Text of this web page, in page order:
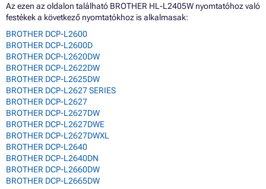
Az ezen az oldalon található BROTHER HL-L2405W nyomtatóhoz való
festékek a következő nyomtatókhoz is alkalmasak:
BROTHER DCP-L2600
BROTHER DCP-L2600D
BROTHER DCP-L2620DW
BROTHER DCP-L2622DW
BROTHER DCP-L2625DW
BROTHER DCP-L2627 SERIES
BROTHER DCP-L2627
BROTHER DCP-L2627DW
BROTHER DCP-L2627DWE
BROTHER DCP-L2627DWXL
BROTHER DCP-L2640
BROTHER DCP-L2640DN
BROTHER DCP-L2660DW
BROTHER DCP-L2665DW